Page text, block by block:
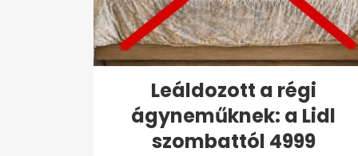
Leáldozott a régi
ágyneműknek: a Lidl
szombattól 4999